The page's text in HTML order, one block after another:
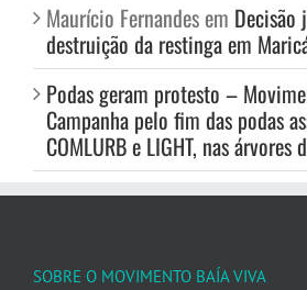
Maurício Fernandes em
destruição da restinga em
Podas geram protesto –
Campanha pelo fim das podas
COMLURB e LIGHT, nas árvores
SOBRE O MOVIMENTO BAÍA VIVA